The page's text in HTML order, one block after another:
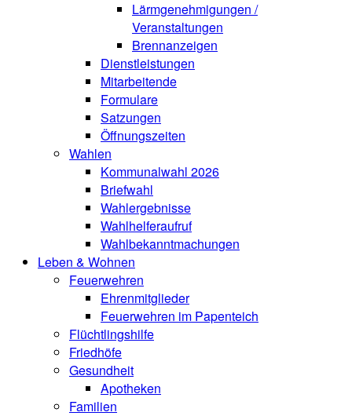
Lärmgenehmigungen /
Veranstaltungen
Brennanzeigen
Dienstleistungen
Mitarbeitende
Formulare
Satzungen
Öffnungszeiten
Wahlen
Kommunalwahl 2026
Briefwahl
Wahlergebnisse
Wahlhelferaufruf
Wahlbekanntmachungen
Leben & Wohnen
Feuerwehren
Ehrenmitglieder
Feuerwehren im Papenteich
Flüchtlingshilfe
Friedhöfe
Gesundheit
Apotheken
Familien